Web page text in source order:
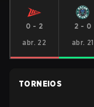
0 - 2
abr. 22
2 - 0
abr. 21
TORNEIOS